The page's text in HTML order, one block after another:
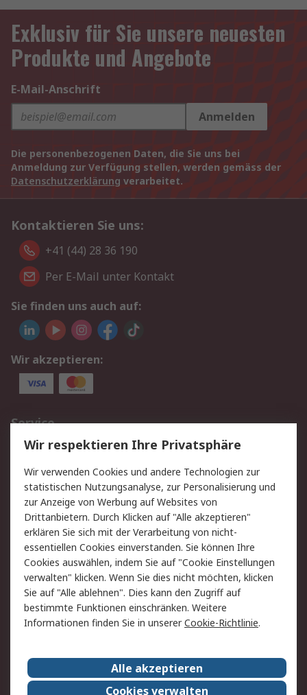
Exklusiv für Sie unsere neuesten
Produkte und Angebote
E-Mail-Anschrift
Anmelden
Die personenbezogenen Daten, die Sie uns bei
Anmeldung zur Verfügung stellen, werden gemäss der
Datenschutzerklärung verarbeitet.
Kontaktieren Sie uns:
+41 (44) 28 36 190
Per E-Mail unter Kontakt
Sie finden uns auch auf:
Wir akzeptieren:
Service
Value Added Services
Lieferlösungen
Rücksendungen
Kontakt
Hilfe
Rechtliches
AGB
Datenschutz
Cookie-Richtlinie
Zahlungsbedingungen
Copyright/Impressum
Über RS
Karriere bei RS
Nachhaltigkeit
Qualität/Umwelt/ZertifikatePresse-Center
Wir respektieren Ihre Privatsphäre
Wir verwenden Cookies und andere Technologien zur
statistischen Nutzungsanalyse, zur Personalisierung und
zur Anzeige von Werbung auf Websites von
Drittanbietern. Durch Klicken auf "Alle akzeptieren"
erklären Sie sich mit der Verarbeitung von nicht-
essentiellen Cookies einverstanden. Sie können Ihre
Cookies auswählen, indem Sie auf "Cookie Einstellungen
verwalten" klicken. Wenn Sie dies nicht möchten, klicken
Sie auf "Alle ablehnen". Dies kann den Zugriff auf
bestimmte Funktionen einschränken. Weitere
Informationen finden Sie in unsererCookie-Richtlinie.
Alle akzeptieren
Cookies verwalten